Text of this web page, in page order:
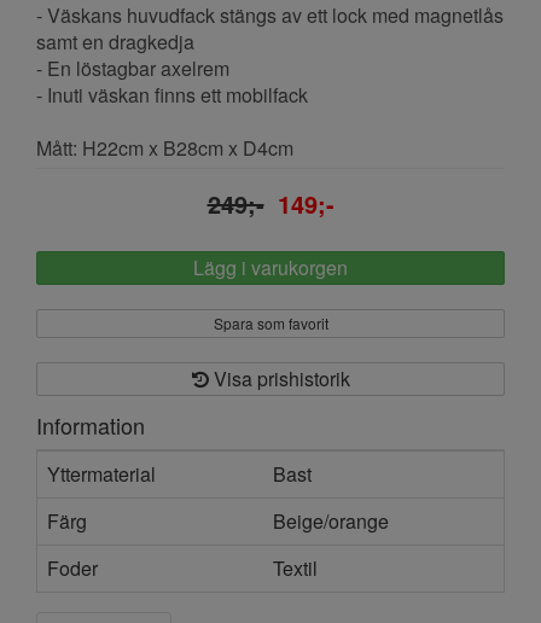
- Väskans huvudfack stängs av ett lock med magnetlås
samt en dragkedja
- En löstagbar axelrem
- Inuti väskan finns ett mobilfack
Mått: H22cm x B28cm x D4cm
249;- 149;-
Lägg i varukorgen
Spara som favorit
Visa prishistorik
Information
Yttermaterial
Bast
Färg
Beige/orange
Foder
Textil